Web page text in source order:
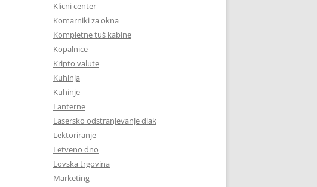
Klicni center
Komarniki za okna
Kompletne tuš kabine
Kopalnice
Kripto valute
Kuhinja
Kuhinje
Lanterne
Lasersko odstranjevanje dlak
Lektoriranje
Letveno dno
Lovska trgovina
Marketing